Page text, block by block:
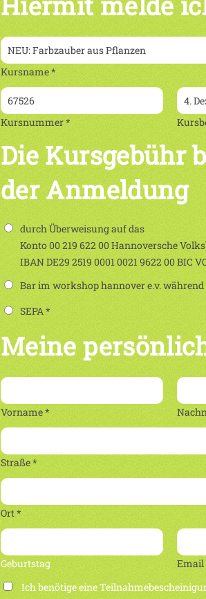
Kursname *
Kursnummer *
Die Kursgebühr
der Anmeldung
durch Überweisung auf das
Konto 00 219 622 00 Hannoversche
IBAN DE29 2519 0001 0021 9622 00 BIC
Bar im workshop hannover e.v.
SEPA *
Meine
Vorname *
Straße *
Ort *
Geburtstag
Email
Ich benötige eine